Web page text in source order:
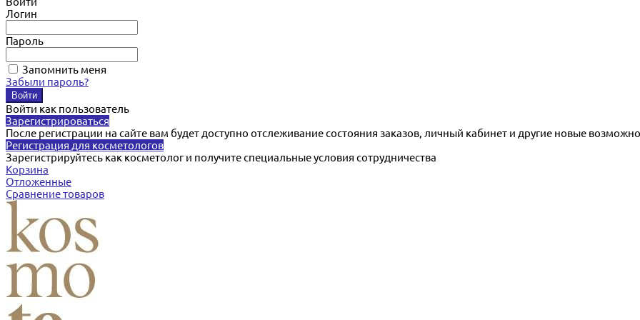
Логин
Пароль
Запомнить меня
Забыли пароль?
Войти как пользователь
Зарегистрироваться
После регистрации на сайте вам будет доступно отслеживание состояния заказов, личный кабинет и другие новые
Регистрация для косметологов
Зарегистрируйтесь как косметолог и получите специальные условия сотрудничества
Корзина
Отложенные
Сравнение товаров